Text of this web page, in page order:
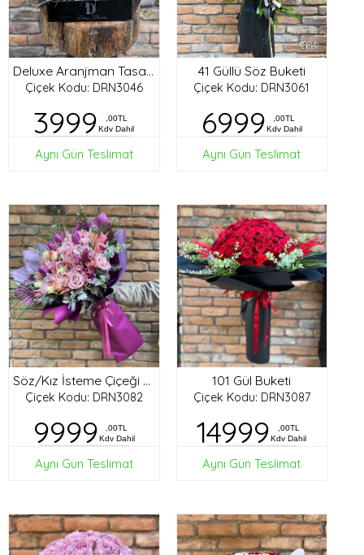
Deluxe Aranjman Tasarım
Çiçek Kodu: DRN3046
3999
,00TL
Kdv Dahil
Aynı Gün Teslimat
41 Güllü Söz Buketi
Çiçek Kodu: DRN3061
6999
,00TL
Kdv Dahil
Aynı Gün Teslimat
Söz/Kız İsteme Çiçeği Buketi
Çiçek Kodu: DRN3082
9999
,00TL
Kdv Dahil
Aynı Gün Teslimat
101 Gül Buketi
Çiçek Kodu: DRN3087
14999
,00TL
Kdv Dahil
Aynı Gün Teslimat